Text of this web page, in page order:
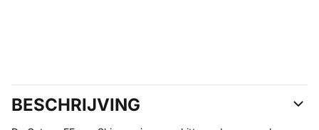
BESCHRIJVING